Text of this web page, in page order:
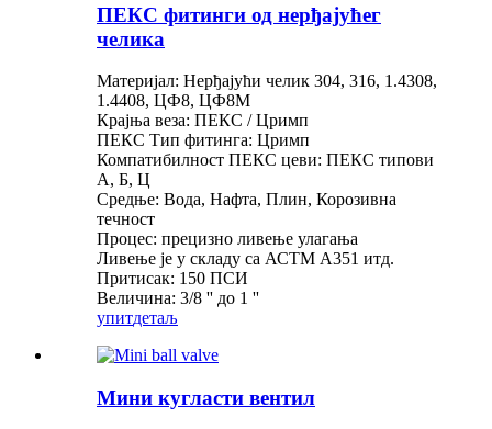
ПЕКС фитинги од нерђајућег
челика
Материјал: Нерђајући челик 304, 316, 1.4308,
1.4408, ЦФ8, ЦФ8М
Крајња веза: ПЕКС / Цримп
ПЕКС Тип фитинга: Цримп
Компатибилност ПЕКС цеви: ПЕКС типови
А, Б, Ц
Средње: Вода, Нафта, Плин, Корозивна
течност
Процес: прецизно ливење улагања
Ливење је у складу са АСТМ А351 итд.
Притисак: 150 ПСИ
Величина: 3/8 '' до 1 ''
упитдетаљ
Мини кугласти вентил